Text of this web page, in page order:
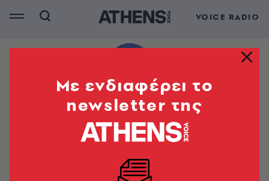
VOICE RADIO
Mε ενδιαφέρει το
newsletter της